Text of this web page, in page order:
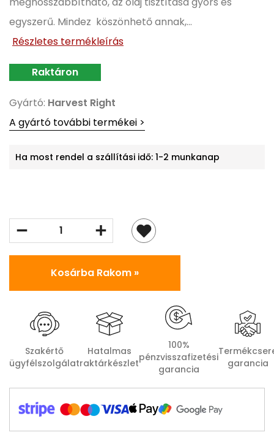
egyszerű. Mindez köszönhető annak,...
Részletes termékleírás
Gyártó: Harvest Right
A gyártó további termékei >
Ha most rendel a szállítási idő: 1-2 munkanap
Kosárba Rakom »
Szakértő
ügyfélszolgálat
Hatalmas
raktárkészlet
100%
pénzvisszafizetési
garancia
garancia